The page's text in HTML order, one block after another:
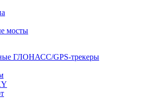
мосты
ГЛОНАСС/GPS-трекеры